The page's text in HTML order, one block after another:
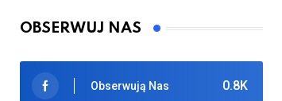
OBSERWUJ NAS
0.8K
Obserwują Nas